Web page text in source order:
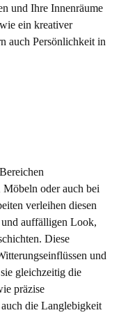
und Ihre Innenräume
ein kreativer
auch Persönlichkeit in
Möbeln oder auch bei
verleihen diesen
auffälligen Look,
Diese
und
gleichzeitig die
präzise
die Langlebigkeit